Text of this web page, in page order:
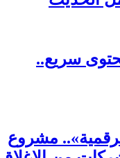
سريع..
مشروع